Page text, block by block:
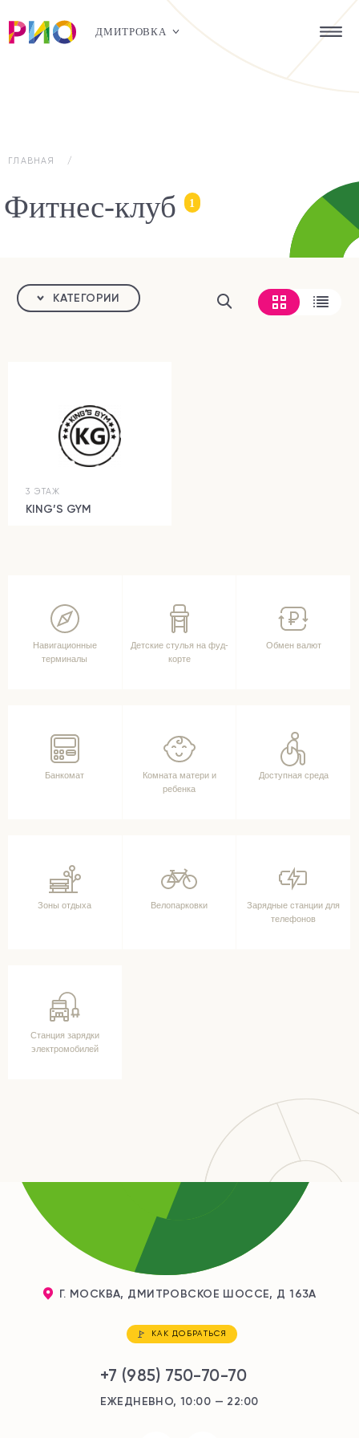
ДМИТРОВКА
ГЛАВНАЯ
Фитнес-клуб 1
КАТЕГОРИИ
3 ЭТАЖ
KING’S GYM
Навигационные
терминалы
Детские стулья на фуд-
корте
Обмен валют
Банкомат
Комната матери и
ребенка
Доступная среда
Зоны отдыха Велопарковки
Зарядные станции для
телефонов
Станция зарядки
электромобилей
Г. МОСКВА, ДМИТРОВСКОЕ ШОССЕ, Д 163А
КАК ДОБРАТЬСЯ
+7 (985) 750-70-70
ЕЖЕДНЕВНО, 10:00 — 22:00